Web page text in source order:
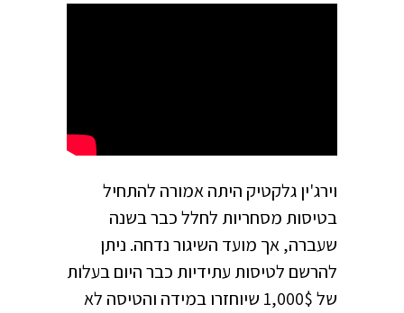
וירג'ין גלקטיק היתה אמורה להתחיל
בטיסות מסחריות לחלל כבר בשנה
שעברה, אך מועד השיגור נדחה. ניתן
להרשם לטיסות עתידיות כבר היום בעלות
של 1,000$ שיוחזרו במידה והטיסה לא